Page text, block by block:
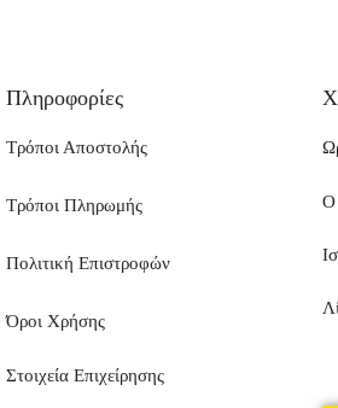
Πληροφορίες
Τρόποι Αποστολής
Τρόποι Πληρωμής
Πολιτική Επιστροφών
Όροι Χρήσης
Στοιχεία Επιχείρησης
Ο